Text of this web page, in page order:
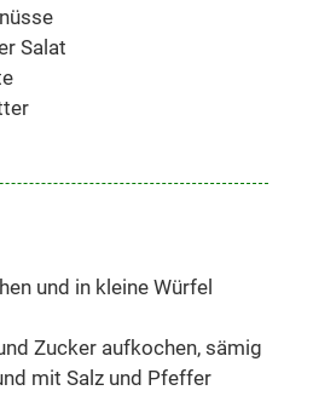
Salat
und in kleine Würfel
Zucker aufkochen, sämig
mit Salz und Pfeffer